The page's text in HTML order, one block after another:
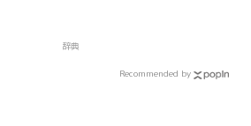
辞典
Recommended by